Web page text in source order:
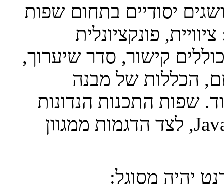
יסודיים בתחום שפות
פונקציונלית
קישור, סדר שיערוך,
הכללות של מבנה
שפות התכנות הנדונות
כוללות את פסקל, ML, פרולוג, C ו-Java, לצד הדגמות ממגוון
יהיה מסוגל: